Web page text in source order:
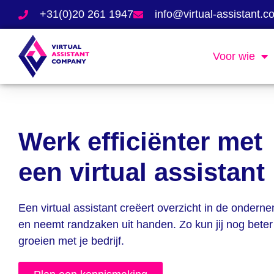
+31(0)20 261 1947 info@virtual-
Voor wie
Werk efficiënter met
een virtual assistant
Een virtual assistant creëert overzicht in de
en neemt randzaken uit handen. Zo kun jij nog beter
groeien met je bedrijf.